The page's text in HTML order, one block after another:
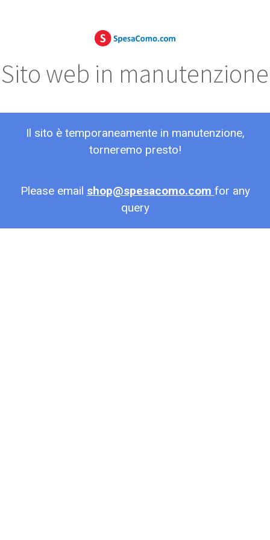
Sito web in manutenzione
Il sito è temporaneamente in manutenzione,
torneremo presto!
Please email shop@spesacomo.com for any
query